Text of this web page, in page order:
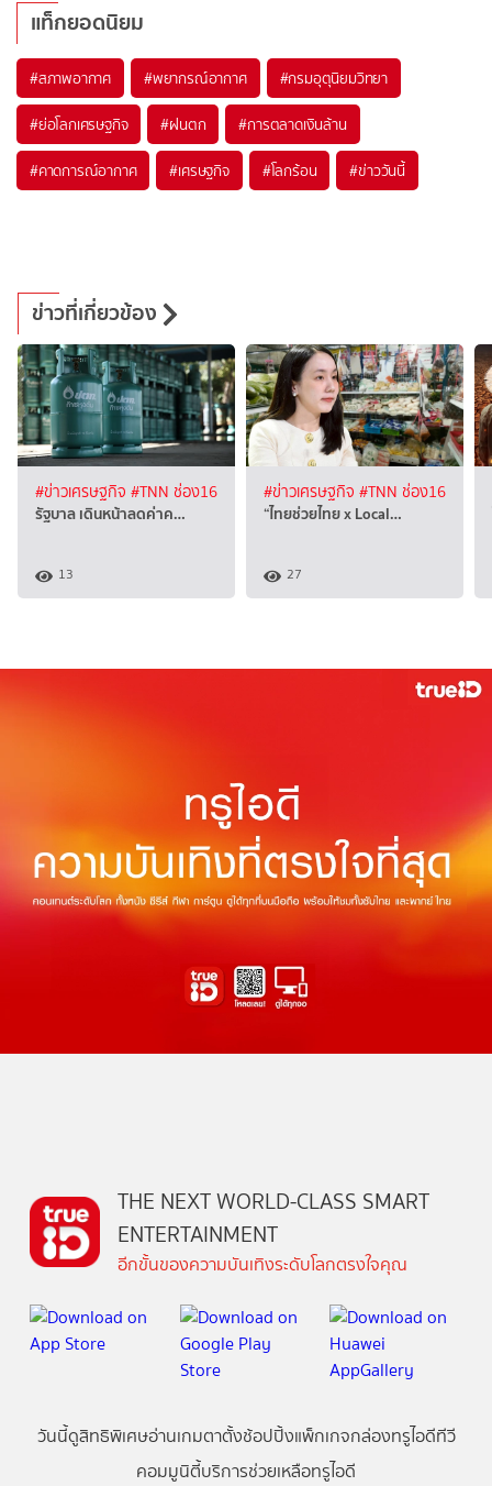
แท็กยอดนิยม
#สภาพอากาศ #พยากรณ์อากาศ #กรมอุตุนิยมวิทยา
#ย่อโลกเศรษฐกิจ #ฝนตก #การตลาดเงินล้าน
#คาดการณ์อากาศ #เศรษฐกิจ #โลกร้อน #ข่าววันนี้
ข่าวที่เกี่ยวข้อง
#ข่าวเศรษฐกิจ #TNN ช่อง16
รัฐบาล เดินหน้าลดค่าค…
13
#ข่าวเศรษฐกิจ #TNN ช่อง16
“ไทยช่วยไทย x Local…
27
THE NEXT WORLD-CLASS SMART
ENTERTAINMENT
อีกขั้นของความบันเทิงระดับโลกตรงใจคุณ
วันนี้ดูสิทธิพิเศษอ่านเกมตาตั้งช้อปปิ้งแพ็กเกจกล่องทรูไอดีทีวี
คอมมูนิตี้บริการช่วยเหลือทรูไอดี